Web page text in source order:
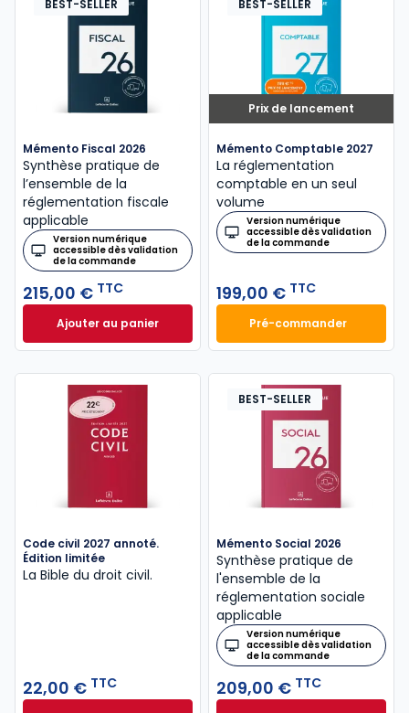
BEST-SELLER
Mémento Fiscal 2026
Synthèse pratique de
l’ensemble de la
réglementation fiscale
applicable
Version numérique
accessible dès validation
de la commande
215,00 € TTC
Ajouter au panierMémento Fiscal 2026 à 215,00 € TTC
Prix de lancement
BEST-SELLER
Mémento Comptable 2027
La réglementation
comptable en un seul
volume
Version numérique
accessible dès validation
de la commande
199,00 € TTC
Pré-commander
Mémento
Code civil 2027 annoté.
Édition limitée
La Bible du droit civil.
22,00 € TTC
BEST-SELLER
Mémento Social 2026
Synthèse pratique de
l'ensemble de la
réglementation sociale
applicable
Version numérique
accessible dès validation
de la commande
209,00 € TTC